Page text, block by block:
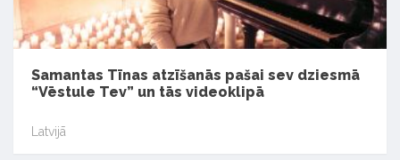
Samantas Tīnas atzīšanās pašai sev dziesmā
“Vēstule Tev” un tās videoklipā
Latvijā